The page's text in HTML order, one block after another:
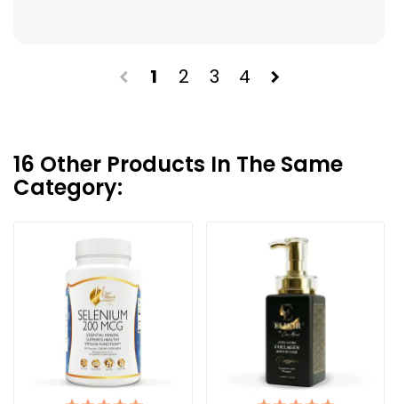
chevron_left 1 2 3 4 chevron_right
16 Other Products In The Same
Category: